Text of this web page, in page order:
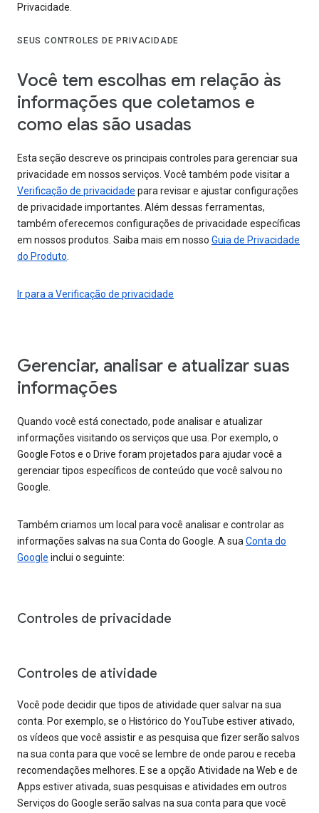
Privacidade.
SEUS CONTROLES DE PRIVACIDADE
Você tem escolhas em relação às
informações que coletamos e
como elas são usadas
Esta seção descreve os principais controles para gerenciar sua
privacidade em nossos serviços. Você também pode visitar a
Verificação de privacidade para revisar e ajustar configurações
de privacidade importantes. Além dessas ferramentas,
também oferecemos configurações de privacidade específicas
em nossos produtos. Saiba mais em nosso Guia de Privacidade
do Produto
Ir para a Verificação de privacidade
Gerenciar, analisar e atualizar suas
informações
Quando você está conectado, pode analisar e atualizar
informações visitando os serviços que usa. Por exemplo, o
Google Fotos e o Drive foram projetados para ajudar você a
gerenciar tipos específicos de conteúdo que você salvou no
Google.
Também criamos um local para você analisar e controlar as
informações salvas na sua Conta do Google. A sua Conta do
Google inclui o seguinte:
Controles de privacidade
Controles de atividade
Você pode decidir que tipos de atividade quer salvar na sua
conta. Por exemplo, se o Histórico do YouTube estiver ativado,
os vídeos que você assistir e as pesquisa que fizer serão salvos
na sua conta para que você se lembre de onde parou e receba
recomendações melhores. E se a opção Atividade na Web e de
Apps estiver ativada, suas pesquisas e atividades em outros
Serviços do Google serão salvas na sua conta para que você